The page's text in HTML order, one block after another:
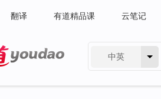
翻译 有道精品课 云笔记
中英